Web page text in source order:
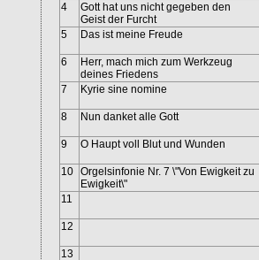
4
Gott hat uns nicht gegeben den
Geist der Furcht
5
Das ist meine Freude
6
Herr, mach mich zum Werkzeug
deines Friedens
7
Kyrie sine nomine
8 Nun danket alle Gott
9 O Haupt voll Blut und Wunden
10 Orgelsinfonie Nr. 7 \"Von Ewigkeit zu
Ewigkeit\"
11
12
13